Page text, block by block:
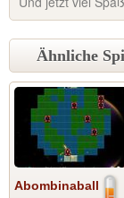
Ähnliche
Abombinaball